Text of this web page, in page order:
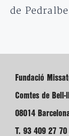
de
Fundació
Comtes de Bell-
08014
T. 93 409 27